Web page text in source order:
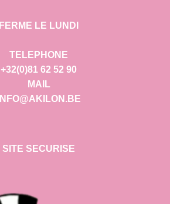
FERME LE LUNDI
TELEPHONE
+32(0)81 62 52 90
MAIL
INFO@AKILON.BE
SITE SECURISE